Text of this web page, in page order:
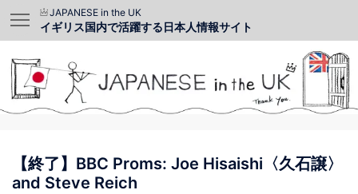
JAPANESE in the UK
イギリス国内で活躍する日本人情報サイト
【終了】BBC Proms: Joe Hisaishi〈久石譲〉
and Steve Reich